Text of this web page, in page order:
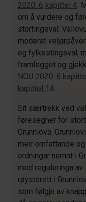
2020: 6 kapittel 4.
om å vurdere og
stortingsval.
moderat
og fylkestingsval,
framlegget og
NOU 2020: 6
kapittel 14.
Eit særtrekk ved
føresegner for
Grunnlova.
meir omfattande
ordningar nemnt i
med reguleringa
røysterett i
som følgje av